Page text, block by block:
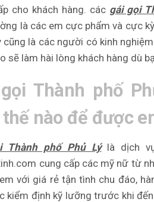
cho khách hàng. các gái gọi
là các em cực phẩm và cực
cũng là các người có kinh
sẽ làm hài lòng khách hàng dù
Thành phố
nào để được
Thành phố Phủ Lýlà dịch
cung cấp các mỹ nữ từ
với giá rẻ tận tình chu đáo,
kiểm định kỹ lưỡng trước khi